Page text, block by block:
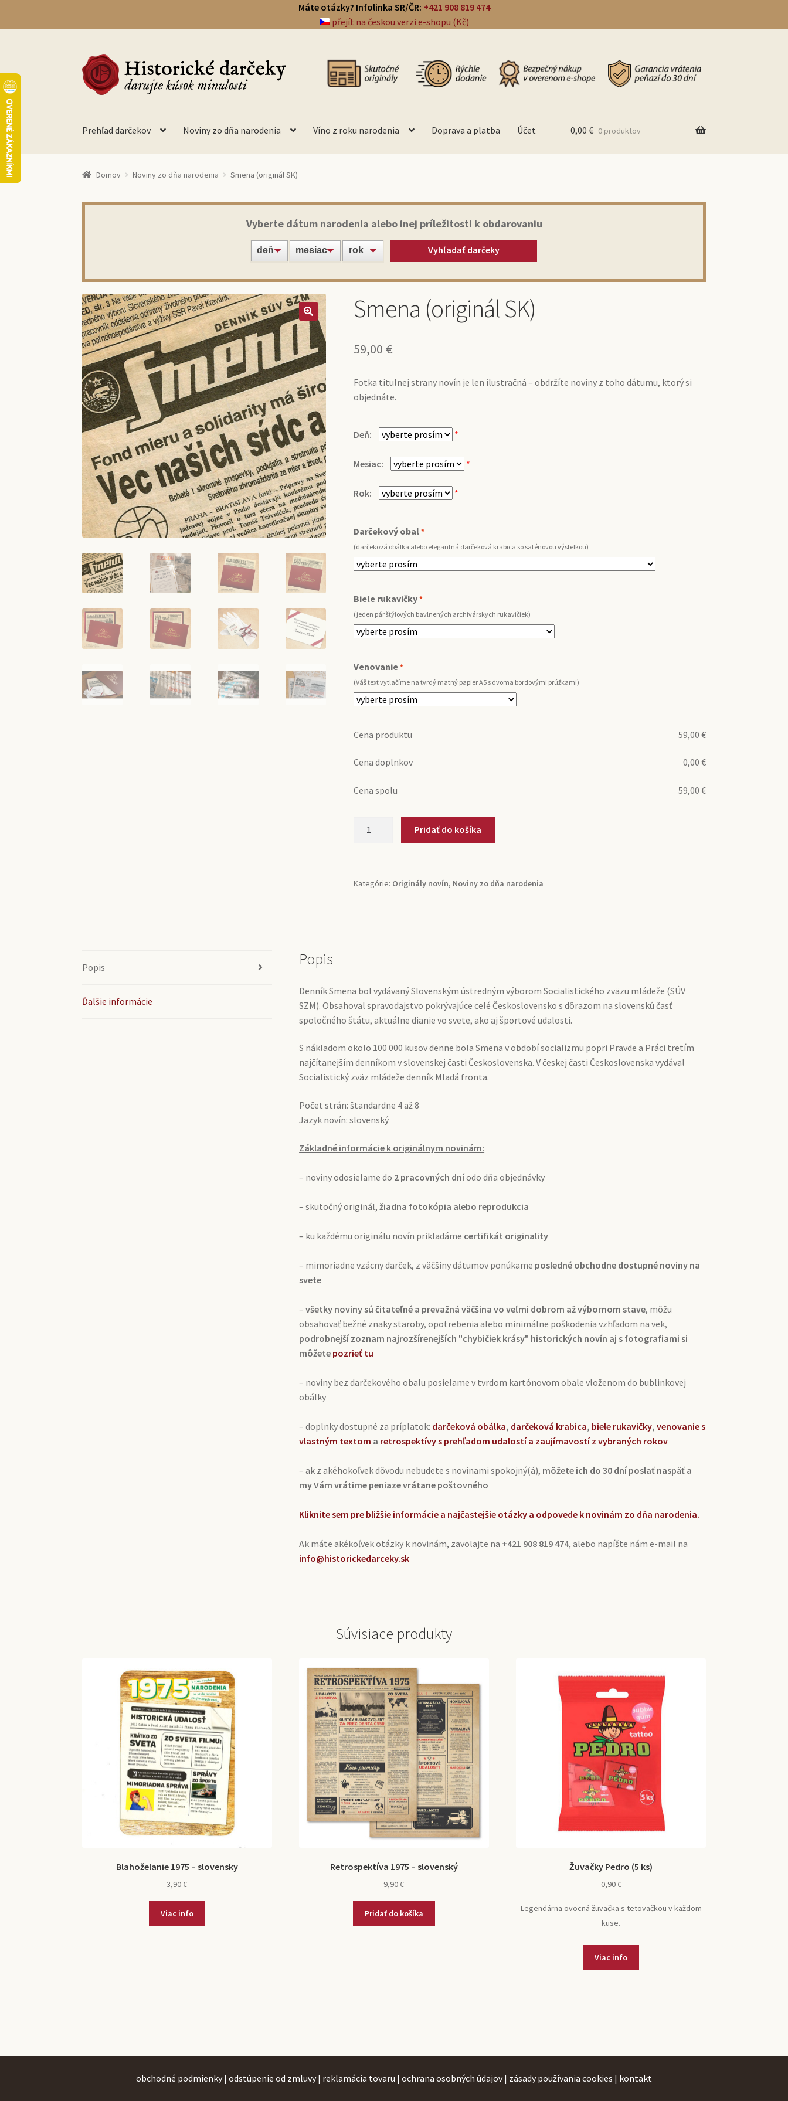
Máte otázky? Infolinka SR/ČR: +421 908 819 474
přejít na českou verzi e-shopu (Kč)
Preskočiť
na
navigáciu
Preskočiť
na
obsah
Prehľad darčekov Noviny zo dňa narodenia Víno z roku narodenia Doprava a platba Účet 0,00 € 0 produktov
Domov Noviny zo dňa narodenia Smena (originál SK)
Vyberte dátum narodenia alebo inej príležitosti k obdarovaniu
Vyhľadať darčeky
Smena (originál SK)
59,00 €
Fotka titulnej strany novín je len ilustračná – obdržíte noviny z toho dátumu, ktorý si
objednáte.
Deň: *
Mesiac: *
Rok: *
Darčekový obal *
(darčeková obálka alebo elegantná darčeková krabica so saténovou výstelkou)
Biele rukavičky*
(jeden pár štýlových bavlnených archivárskych rukavičiek)
Venovanie*
(Váš text vytlačíme na tvrdý matný papier A5 s dvoma bordovými prúžkami)
Cena produktu 59,00 €
Cena doplnkov 0,00 €
Cena spolu 59,00 €
Pridať do košíka
Kategórie: Originály novín, Noviny zo dňa narodenia
Popis
Ďalšie informácie
Popis
Denník Smena bol vydávaný Slovenským ústredným výborom Socialistického zväzu mládeže (SÚV
SZM). Obsahoval spravodajstvo pokrývajúce celé Československo s dôrazom na slovenskú časť
spoločného štátu, aktuálne dianie vo svete, ako aj športové udalosti.
S nákladom okolo 100 000 kusov denne bola Smena v období socializmu popri Pravde a Práci tretím
najčítanejším denníkom v slovenskej časti Československa. V českej časti Československa vydával
Socialistický zväz mládeže denník Mladá fronta.
Počet strán: štandardne 4 až 8
Jazyk novín: slovenský
Základné informácie k originálnym novinám:
– noviny odosielame do 2 pracovných dníodo dňa objednávky
– skutočný originál, žiadna fotokópia alebo reprodukcia
– ku každému originálu novín prikladáme certifikát originality
– mimoriadne vzácny darček, z väčšiny dátumov ponúkame posledné obchodne dostupné noviny na
svete
–všetky noviny sú čitateľné a prevažná väčšina vo veľmi dobrom až výbornom stave, môžu
obsahovať bežné znaky staroby, opotrebenia alebo minimálne poškodenia vzhľadom na vek,
podrobnejší zoznam najrozšírenejších "chybičiek krásy" historických novín aj s fotografiami si
môžete pozrieť tu
– noviny bez darčekového obalu posielame v tvrdom kartónovom obale vloženom do bublinkovej
obálky
– doplnky dostupné za príplatok: darčeková obálka, darčeková krabica, biele rukavičky,venovanie s
vlastným textom a retrospektívy s prehľadom udalostí a zaujímavostí z vybraných rokov
– ak z akéhokoľvek dôvodu nebudete s novinami spokojný(á), môžete ich do 30 dní poslať naspäť a
my Vám vrátime peniaze vrátane poštovného
Kliknite sem pre bližšie informácie a najčastejšie otázky a odpovede k novinám zo dňa narodenia.
Ak máte akékoľvek otázky k novinám, zavolajte na +421 908 819 474, alebo napíšte nám e-mail na
info@historickedarceky.sk
Súvisiace produkty
Blahoželanie 1975 – slovensky
3,90€
Viac info
Retrospektíva 1975 – slovenský
9,90€
Pridať do košíka
Žuvačky Pedro (5 ks)
0,90€
Legendárna ovocná žuvačka s tetovačkou v každom
kuse.
Viac info
obchodné podmienky | odstúpenie od zmluvy | reklamácia tovaru | ochrana osobných údajov | zásady používania cookies | kontakt